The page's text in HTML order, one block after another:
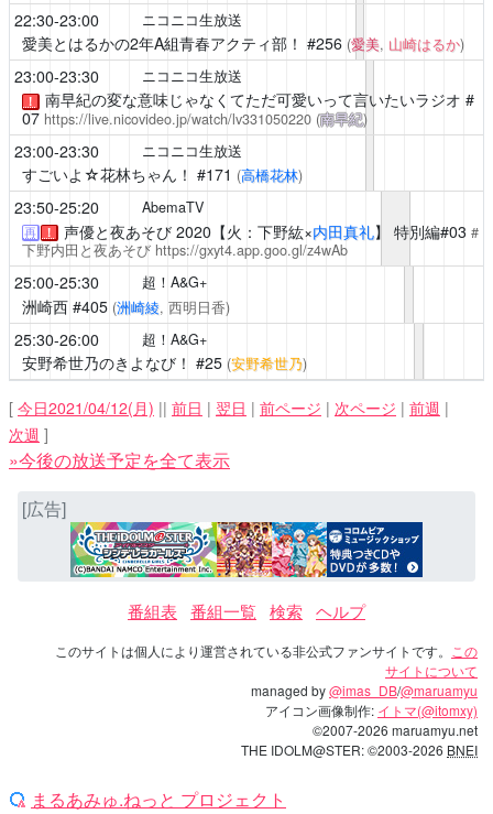
22:30-23:00 ニコニコ生放送
愛美とはるかの2年A組青春アクティ部！ #256 (愛美, 山崎はるか)
23:00-23:30 ニコニコ生放送
！ 南早紀の変な意味じゃなくてただ可愛いって言いたいラジオ #
07 https://live.nicovideo.jp/watch/lv331050220 (南早紀)
23:00-23:30 ニコニコ生放送
すごいよ☆花林ちゃん！ #171 (高橋花林)
23:50-25:20 AbemaTV
再 ！ 声優と夜あそび2020【火：下野紘×内田真礼】 特別編#03 #
下野内田と夜あそび https://gxyt4.app.goo.gl/z4wAb
25:00-25:30 超！A&G+
洲崎西#405 (洲崎綾, 西明日香)
25:30-26:00 超！A&G+
安野希世乃のきよなび！ #25 (安野希世乃)
[ 今日2021/04/12(月) || 前日 | 翌日 | 前ページ | 次ページ | 前週 |
次週 ]
»今後の放送予定を全て表示
[広告]
番組表 番組一覧 検索 ヘルプ
このサイトは個人により運営されている非公式ファンサイトです。
この
サイトについて
managed by@imas_DB/@maruamyu
アイコン画像制作: イトマ(@itomxy)
©2007-2026 maruamyu.net
THE IDOLM@STER: ©2003-2026 BNEI
まるあみゅ.ねっと プロジェクト